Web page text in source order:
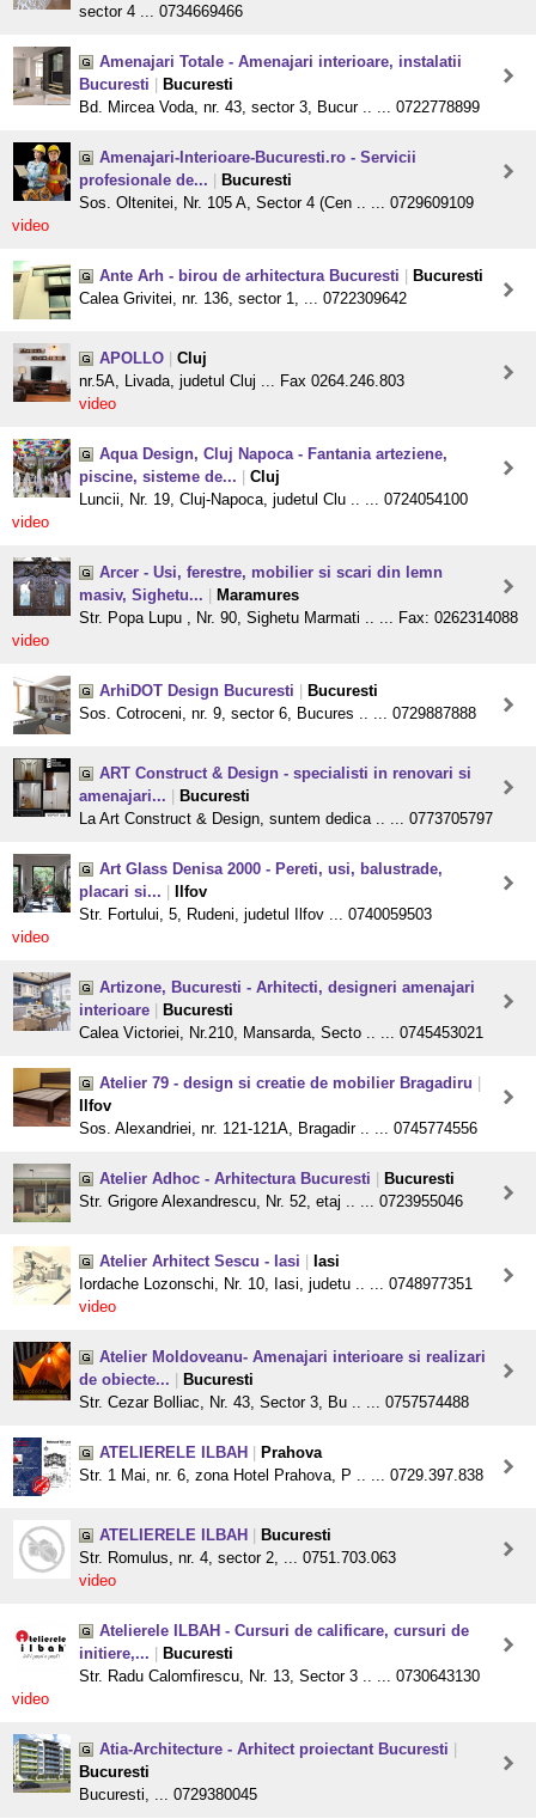
sector 4 ... 0734669466
Amenajari Totale - Amenajari interioare, instalatii
Bucuresti
Bucuresti
Bd. Mircea Voda, nr. 43, sector 3, Bucur .. ... 0722778899
Amenajari-Interioare-Bucuresti.ro - Servicii
profesionale de...
Bucuresti
Sos. Oltenitei, Nr. 105 A, Sector 4 (Cen .. ... 0729609109
video
Ante Arh - birou de arhitectura Bucuresti
Bucuresti
Calea Grivitei, nr. 136, sector 1, ... 0722309642
APOLLO
Cluj
nr.5A, Livada, judetul Cluj ... Fax 0264.246.803
video
Aqua Design, Cluj Napoca - Fantania arteziene,
piscine, sisteme de...
Cluj
Luncii, Nr. 19, Cluj-Napoca, judetul Clu .. ... 0724054100
video
Arcer - Usi, ferestre, mobilier si scari din lemn
masiv, Sighetu...
Maramures
Str. Popa Lupu , Nr. 90, Sighetu Marmati .. ... Fax: 0262314088
video
ArhiDOT Design Bucuresti
Bucuresti
Sos. Cotroceni, nr. 9, sector 6, Bucures .. ... 0729887888
ART Construct & Design - specialisti in renovari si
amenajari...
Bucuresti
La Art Construct & Design, suntem dedica .. ... 0773705797
Art Glass Denisa 2000 - Pereti, usi, balustrade,
placari si...
Ilfov
Str. Fortului, 5, Rudeni, judetul Ilfov ... 0740059503
video
Artizone, Bucuresti - Arhitecti, designeri amenajari
interioare
Bucuresti
Calea Victoriei, Nr.210, Mansarda, Secto .. ... 0745453021
Atelier 79 - design si creatie de mobilier Bragadiru
Ilfov
Sos. Alexandriei, nr. 121-121A, Bragadir .. ... 0745774556
Atelier Adhoc - Arhitectura Bucuresti
Bucuresti
Str. Grigore Alexandrescu, Nr. 52, etaj .. ... 0723955046
Atelier Arhitect Sescu - Iasi
Iasi
Iordache Lozonschi, Nr. 10, Iasi, judetu .. ... 0748977351
video
Atelier Moldoveanu- Amenajari interioare si realizari
de obiecte...
Bucuresti
Str. Cezar Bolliac, Nr. 43, Sector 3, Bu .. ... 0757574488
ATELIERELE ILBAH
Prahova
Str. 1 Mai, nr. 6, zona Hotel Prahova, P .. ... 0729.397.838
ATELIERELE ILBAH
Bucuresti
Str. Romulus, nr. 4, sector 2, ... 0751.703.063
video
Atelierele ILBAH - Cursuri de calificare, cursuri de
initiere,...
Bucuresti
Str. Radu Calomfirescu, Nr. 13, Sector 3 .. ... 0730643130
video
Atia-Architecture - Arhitect proiectant Bucuresti
Bucuresti
Bucuresti, ... 0729380045